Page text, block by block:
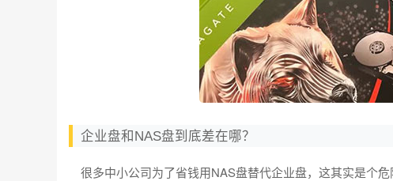
企业盘和NAS盘到底差在哪？
很多中小公司为了省钱用NAS盘替代企业盘，这其实是个